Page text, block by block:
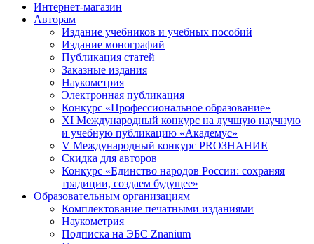
Интернет-магазин
Авторам
Издание учебников и учебных пособий
Издание монографий
Публикация статей
Заказные издания
Наукометрия
Электронная публикация
Конкурс «Профессиональное образование»
XI Международный конкурс на лучшую научную
и учебную публикацию «Академус»
V Международный конкурс PROЗНАНИЕ
Скидка для авторов
Конкурс «Единство народов России: сохраняя
традиции, создаем будущее»
Образовательным организациям
Комплектование печатными изданиями
Наукометрия
Подписка на ЭБС Znanium